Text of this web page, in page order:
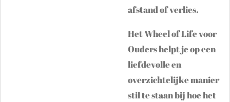
afstand of verlies.
Het Wheel of Life voor
Ouders helpt je op een
liefdevolle en
overzichtelijke manier
stil te staan bij hoe het